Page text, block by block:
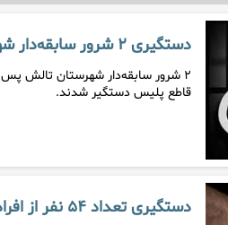
دستگیری ۲ شرور سابقه‌دار شهرستان تالش
۲ شرور سابقه‌دار شهرستان تالش پس
قاطع پلیس دستگیر شدند.
دستگیری تعداد ۵۴ نفر از افراد شرور و جاسوس در سه روز اخیر